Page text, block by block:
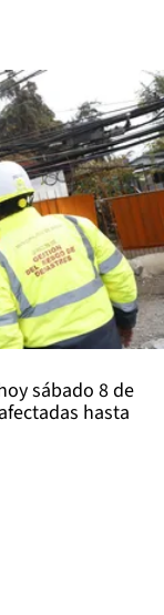
sábado 8 de
hasta